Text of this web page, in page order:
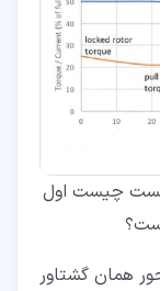
شکست چیست اول
همان گشتاور